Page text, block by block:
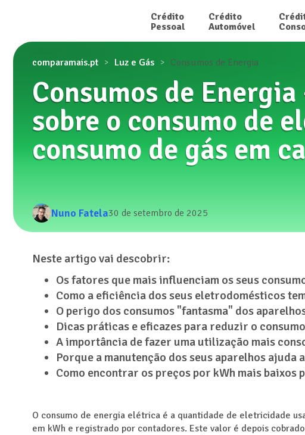
Crédito
Pessoal
Crédito
Automóvel
comparamais.pt Luz e Gás Consumos de Energia
Consumos de
sobre o consumo de
consumo de gás em
Nuno Fatela30 de setembro de 2025
Neste artigo vai descobrir:
Os fatores que mais influenciam os seus
Como a eficiência dos seus eletrodomésticos
O perigo dos consumos "fantasma" dos
Dicas práticas e eficazes para reduzir o
A importância de fazer uma utilização mais
Porque a manutenção dos seus aparelhos ajuda
Como encontrar os preços por kWh mais
O consumo de energia elétrica é a quantidade de eletricidade
em kWh e registrado por contadores. Este valor é depois